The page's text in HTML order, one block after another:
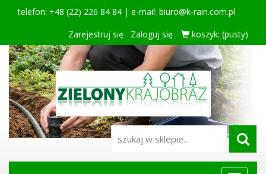
telefon: +48 (22) 226 84 84 | e-mail: biuro@k-rain.com.pl
Zarejestruj się
Zaloguj się koszyk: (pusty)